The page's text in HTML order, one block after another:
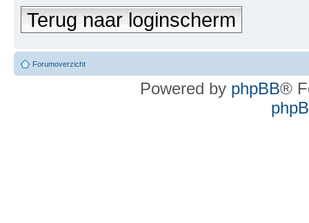
Terug naar loginscherm
Forumoverzicht
Powered by phpBB®